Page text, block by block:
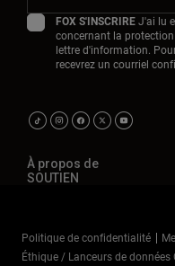
FOX S'INSCRIREJ'ai lu
concernant la
lettre d'information.
recevrez un courriel
À propos de
SOUTIEN
Politique de confidentialité
Éthique / Lanceurs de données